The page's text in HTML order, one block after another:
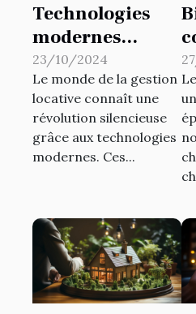
Technologies
modernes
appliquées à la
gestion locative
externalisée
23/10/2024
Le monde de la gestion
locative connaît une
révolution silencieuse
grâce aux technologies
modernes. Ces...